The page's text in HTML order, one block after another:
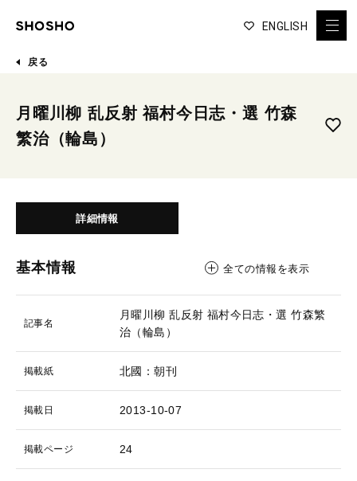
ENGLISH
戻る
月曜川柳 乱反射 福村今日志・選 竹森
繁治（輪島）
詳細情報
基本情報 全ての情報を表示
記事名
月曜川柳 乱反射 福村今日志・選 竹森繁
治（輪島）
掲載紙 北國：朝刊
掲載日 2013-10-07
掲載ページ 24